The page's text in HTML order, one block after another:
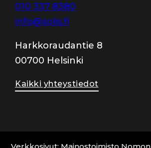
010 337 8380
info@solis.fi
Harkkoraudantie 8
00700 Helsinki
Kaikki yhteystiedot